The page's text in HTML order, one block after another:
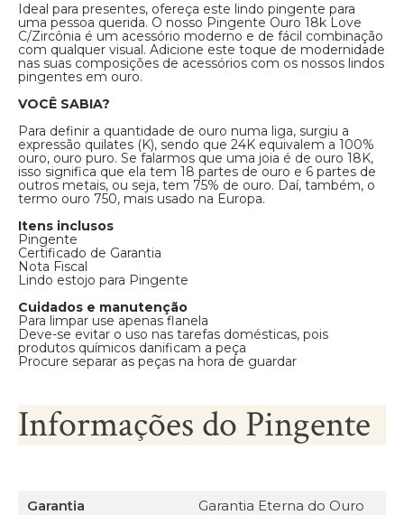
Ideal para presentes, ofereça este lindo pingente para
uma pessoa querida. O nosso Pingente Ouro 18k Love
C/Zircônia é um acessório moderno e de fácil combinação
com qualquer visual. Adicione este toque de modernidade
nas suas composições de acessórios com os nossos lindos
pingentes em ouro.
VOCÊ SABIA?
Para definir a quantidade de ouro numa liga, surgiu a
expressão quilates (K), sendo que 24K equivalem a 100%
ouro, ouro puro. Se falarmos que uma joia é de ouro 18K,
isso significa que ela tem 18 partes de ouro e 6 partes de
outros metais, ou seja, tem 75% de ouro. Daí, também, o
termo ouro 750, mais usado na Europa.
Itens inclusos
Pingente
Certificado de Garantia
Nota Fiscal
Lindo estojo para Pingente
Cuidados e manutenção
Para limpar use apenas flanela
Deve-se evitar o uso nas tarefas domésticas, pois
produtos químicos danificam a peça
Procure separar as peças na hora de guardar
Informações do Pingente
Garantia
Garantia Eterna do Ouro